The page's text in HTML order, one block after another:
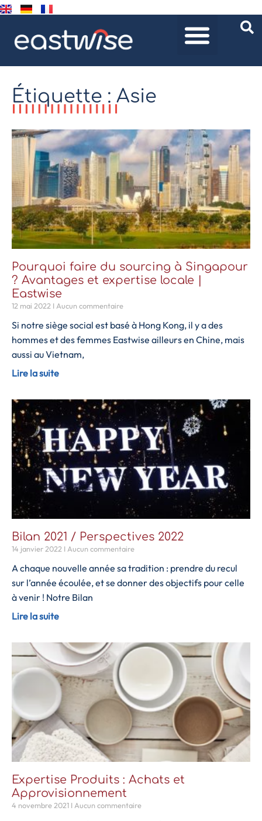
Étiquette : Asie
Pourquoi faire du sourcing à Singapour
? Avantages et expertise locale |
Eastwise
12 mai 2022 Aucun commentaire
Si notre siège social est basé à Hong Kong, il y a des
hommes et des femmes Eastwise ailleurs en Chine, mais
aussi au Vietnam,
Lire la suite
Bilan 2021 / Perspectives 2022
14 janvier 2022 Aucun commentaire
A chaque nouvelle année sa tradition : prendre du recul
sur l’année écoulée, et se donner des objectifs pour celle
à venir ! Notre Bilan
Lire la suite
Expertise Produits : Achats et
Approvisionnement
4 novembre 2021 Aucun commentaire